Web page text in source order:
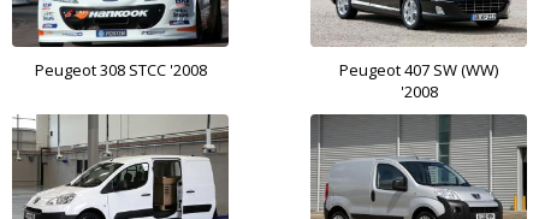
Peugeot 308 STCC '2008
Peugeot 407 SW (WW)
'2008